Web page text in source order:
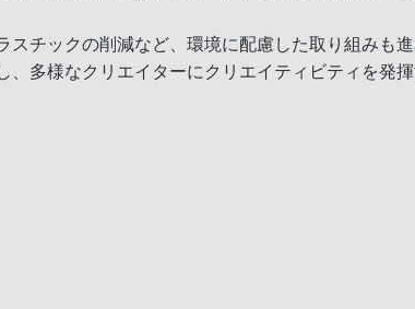
チックの削減など、環境に配慮した取り組みも
多様なクリエイターにクリエイティビティを発